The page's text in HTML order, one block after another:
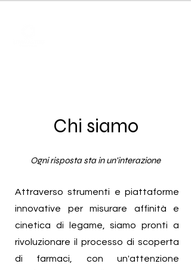
Chi siamo
Ogni risposta sta in un'interazione
Attraverso strumenti e piattaforme
innovative per misurare affinità e
cinetica di legame, siamo pronti a
rivoluzionare il processo di scoperta
di farmaci, con un'attenzione